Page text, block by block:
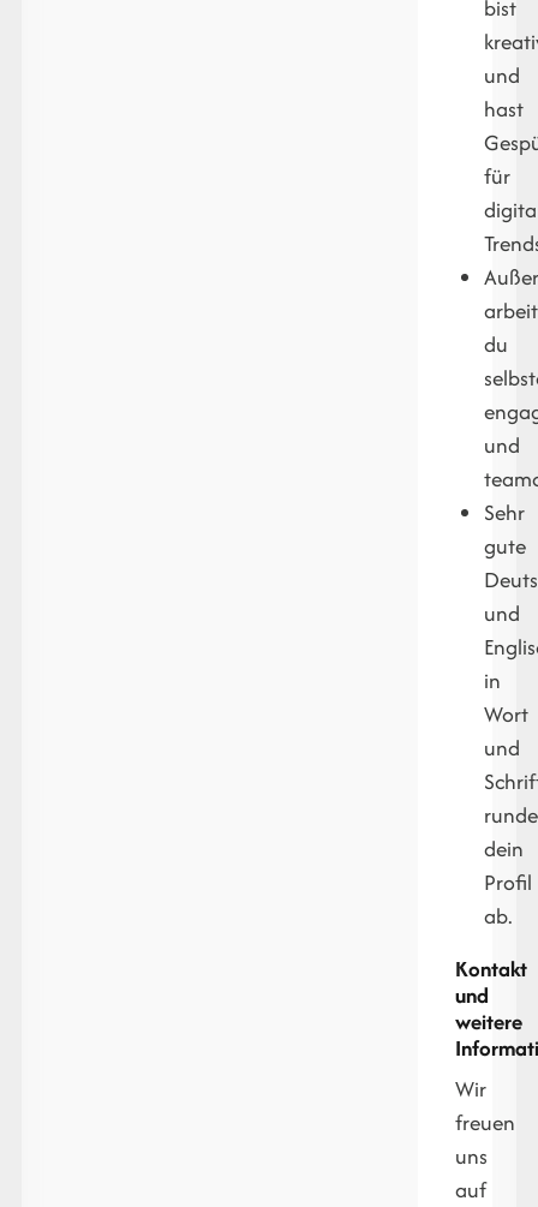
bist
und
hast
für
du
und
Sehr
gute
und
in
Wort
und
dein
Profil
ab.
Kontakt
und
weitere
Wir
freuen
uns
auf